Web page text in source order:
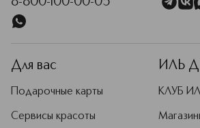
Для вас
Подарочные карты
Сервисы красоты
ИЛЬ
КЛУБ